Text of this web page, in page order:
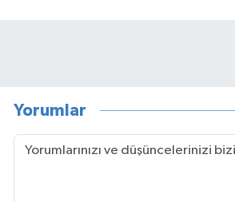
Yorumlar